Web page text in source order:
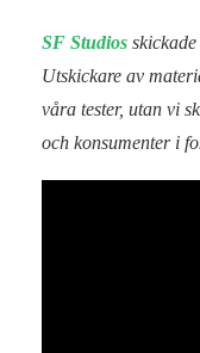
SF Studios
Utskickare av
våra tester, utan vi
och konsumenter i